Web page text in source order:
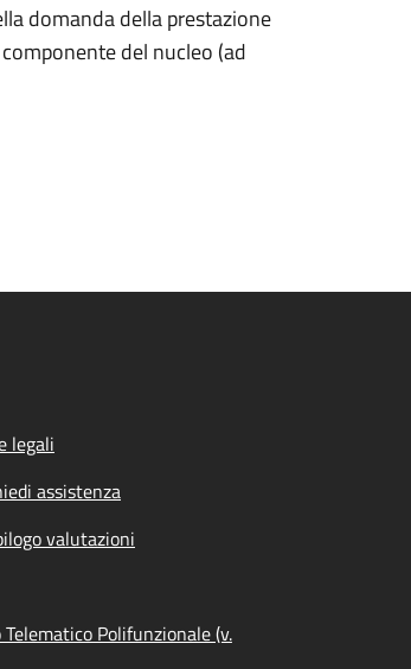
domanda della prestazione
del nucleo (ad
legali
assistenza
valutazioni
Polifunzionale (v.